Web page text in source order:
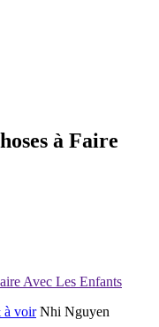
à Faire
Avec Les Enfants
à voir Nhi Nguyen